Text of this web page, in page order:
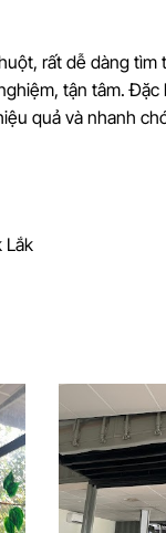
rất dễ dàng tìm
tận tâm. Đặc
quả và nhanh
Lắk